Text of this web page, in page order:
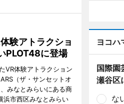
験アトラクショ
PLOT48に登場
VR体験アトラクション
（ザ・サンセットオ
みなとみらいにある商
浜市西区みなとみらい
ヨコハ
国際園
瀬谷区
な